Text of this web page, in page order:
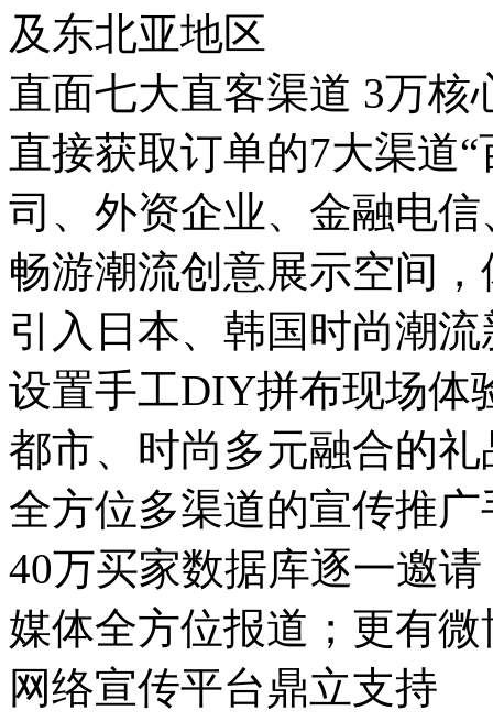
及东北亚地区
直面七大直客渠道 3万核
直接获取订单的7大渠道
司、外资企业、金融电
畅游潮流创意展示空间
引入日本、韩国时尚潮
设置手工DIY拼布现场体
都市、时尚多元融合的礼
全方位多渠道的宣传推
40万买家数据库逐一邀
媒体全方位报道；更有
网络宣传平台鼎立支持